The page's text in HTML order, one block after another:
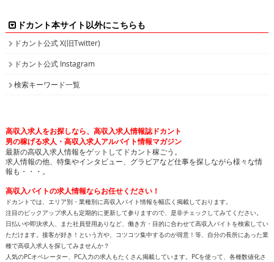
ドカント本サイト以外にこちらも
ドカント公式 X(旧Twitter)
ドカント公式 Instagram
検索キーワード一覧
高収入求人をお探しなら、高収入求人情報誌ドカント
男の稼げる求人・高収入求人アルバイト情報マガジン
最新の高収入求人情報をゲットしてドカント稼ごう。
求人情報の他、特集やインタビュー、グラビアなど仕事を探しながら様々な情
報も・・・。
高収入バイトの求人情報ならお任せください！
ドカントでは、エリア別・業種別に高収入バイト情報を幅広く掲載しております。
注目のピックアップ求人も定期的に更新して参りますので、是非チェックしてみてください。
日払いや即決求人、また社員登用ありなど、働き方・目的に合わせて高収入バイトを検索してい
ただけます。接客が好き！という方や、コツコツ集中するのが得意！等、自分の長所にあった業
種で高収入求人を探してみませんか？
人気のPCオペレーター、PC入力の求人もたくさん掲載しています。PCを使って、各種数値化さ